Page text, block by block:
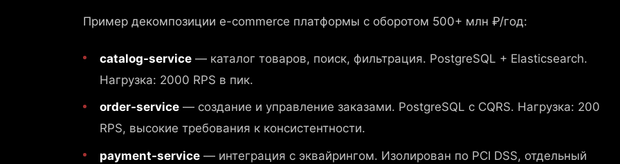
Пример декомпозиции e-commerce платформы с оборотом 500+ млн ₽/год:
catalog-service — каталог товаров, поиск, фильтрация. PostgreSQL + Elasticsearch.
Нагрузка: 2000 RPS в пик.
order-service — создание и управление заказами. PostgreSQL с CQRS. Нагрузка: 200
RPS, высокие требования к консистентности.
payment-service — интеграция с эквайрингом. Изолирован по PCI DSS, отдельный